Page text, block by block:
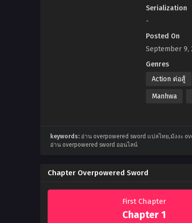
Serialization
-
Posted On
September 9,
Genres
Action ต่อสู้
Manhwa
keywords: อ่าน overpowered sword แปลไทย,มังงะ
อ่าน overpowered sword ออนไลน์
Chapter Overpowered Sword
First Chapter
Chapter 1